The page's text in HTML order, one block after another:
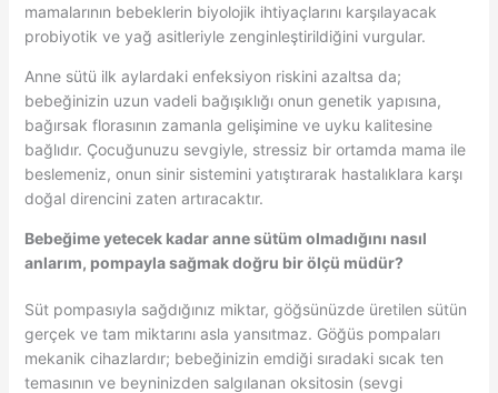
mamalarının bebeklerin biyolojik ihtiyaçlarını karşılayacak
probiyotik ve yağ asitleriyle zenginleştirildiğini vurgular.
Anne sütü ilk aylardaki enfeksiyon riskini azaltsa da;
bebeğinizin uzun vadeli bağışıklığı onun genetik yapısına,
bağırsak florasının zamanla gelişimine ve uyku kalitesine
bağlıdır. Çocuğunuzu sevgiyle, stressiz bir ortamda mama ile
beslemeniz, onun sinir sistemini yatıştırarak hastalıklara karşı
doğal direncini zaten artıracaktır.
Bebeğime yetecek kadar anne sütüm olmadığını nasıl
anlarım, pompayla sağmak doğru bir ölçü müdür?
Süt pompasıyla sağdığınız miktar, göğsünüzde üretilen sütün
gerçek ve tam miktarını asla yansıtmaz. Göğüs pompaları
mekanik cihazlardır; bebeğinizin emdiği sıradaki sıcak ten
temasının ve beyninizden salgılanan oksitosin (sevgi